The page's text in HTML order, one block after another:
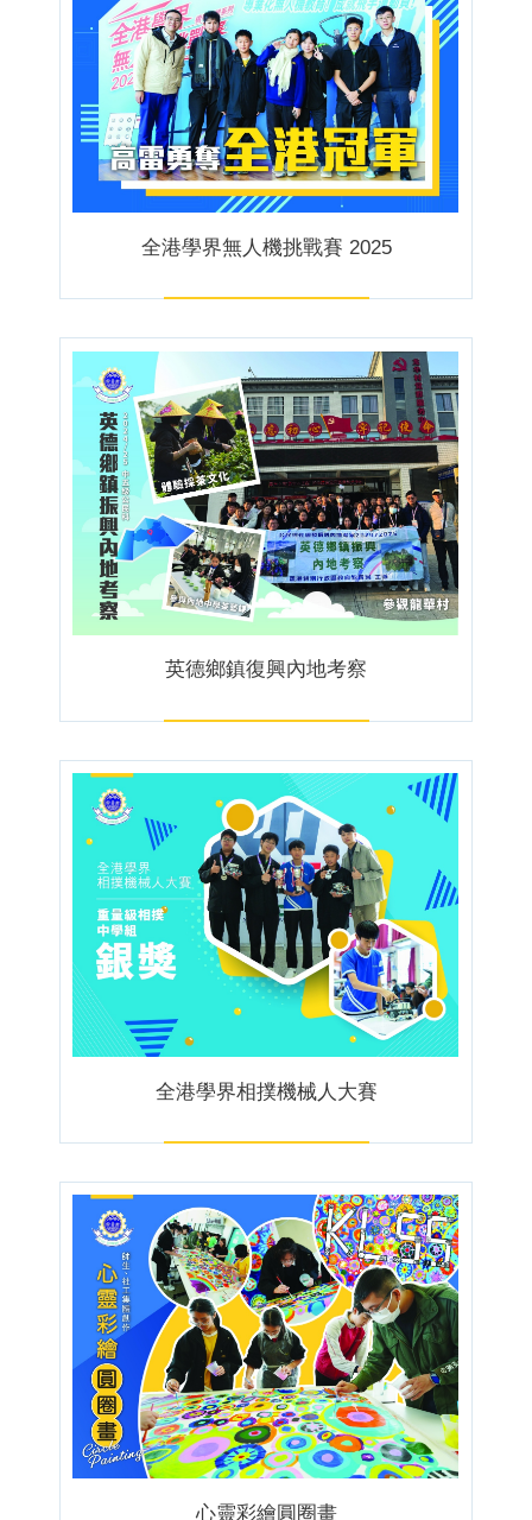
全港學界無人機挑戰賽 2025
英德鄉鎮復興內地考察
全港學界相撲機械人大賽
心靈彩繪圓圈畫